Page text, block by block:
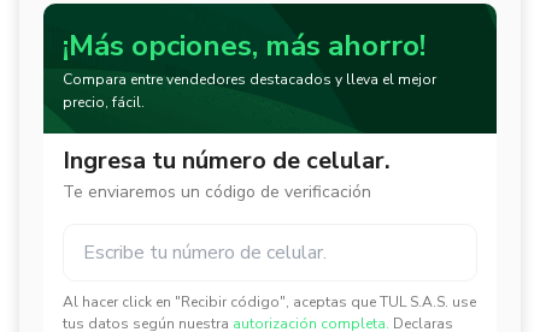
¡Más opciones, más ahorro!
Compara entre vendedores destacados y lleva el mejor
precio, fácil.
Ingresa tu número de celular.
Te enviaremos un código de verificación
Al hacer click en "Recibir código", aceptas que TUL S.A.S. use
tus datos según nuestra autorización completa. Declaras